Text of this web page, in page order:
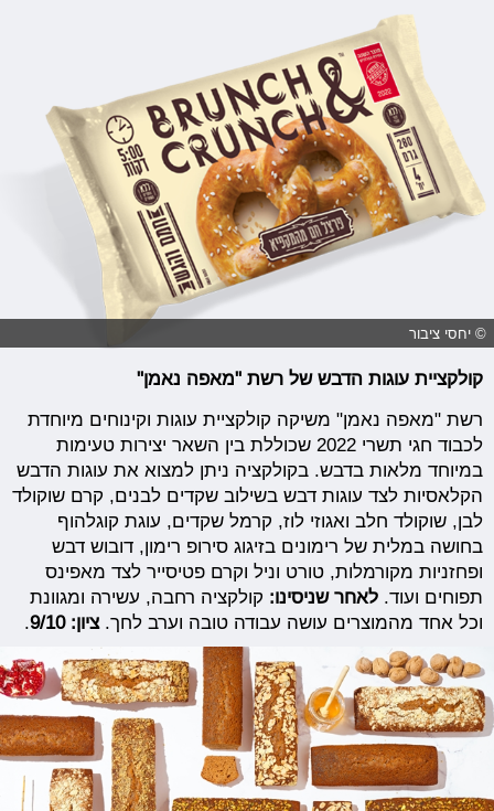
© יחסי ציבור
קולקציית עוגות הדבש של רשת "מאפה נאמן"
רשת "מאפה נאמן" משיקה קולקציית עוגות וקינוחים מיוחדת
לכבוד חגי תשרי 2022 שכוללת בין השאר יצירות טעימות
במיוחד מלאות בדבש. בקולקציה ניתן למצוא את עוגות הדבש
הקלאסיות לצד עוגות דבש בשילוב שקדים לבנים, קרם שוקולד
לבן, שוקולד חלב ואגוזי לוז, קרמל שקדים, עוגת קוגלהוף
בחושה במלית של רימונים בזיגוג סירופ רימון, דובוש דבש
ופחזניות מקורמלות, טורט וניל וקרם פטיסייר לצד מאפינס
תפוחים ועוד.לאחר שניסינו: קולקציה רחבה, עשירה ומגוונת
וכל אחד מהמוצרים עושה עבודה טובה וערב לחך.ציון: 9/10 .